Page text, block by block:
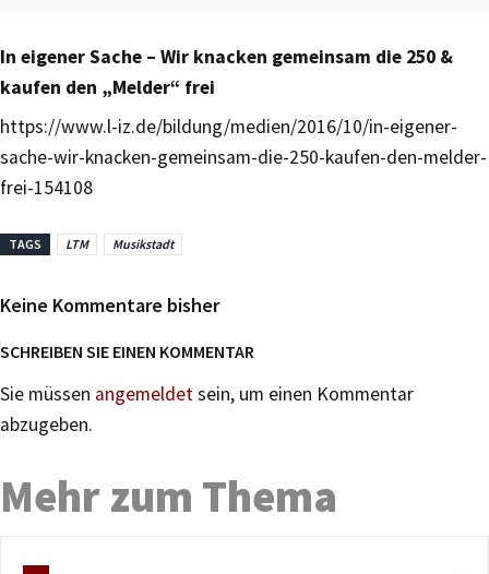
In eigener Sache – Wir knacken gemeinsam die 250 &
kaufen den „Melder“ frei
https://www.l-iz.de/bildung/medien/2016/10/in-eigener-
sache-wir-knacken-gemeinsam-die-250-kaufen-den-melder-
frei-154108
TAGS LTM Musikstadt
Keine Kommentare bisher
SCHREIBEN SIE EINEN KOMMENTAR
Sie müssen angemeldetsein, um einen Kommentar
abzugeben.
Mehr zum Thema